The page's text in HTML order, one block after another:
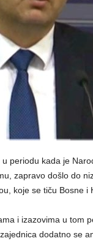
periodu kada je
zapravo došlo do
koje se tiču Bosne i
i izazovima u tom
dodatno se